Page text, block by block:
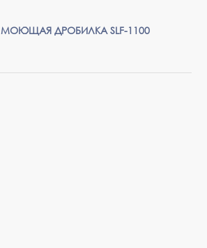
МОЮЩАЯ ДРОБИЛКА SLF-1100